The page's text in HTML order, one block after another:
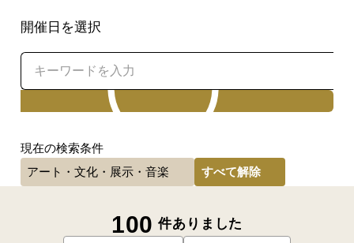
開催日を選択
現在の検索条件
アート・文化・展示・音楽
すべて解除
100 件ありました